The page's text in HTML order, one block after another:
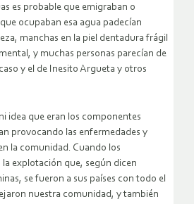
es probable que emigraban o
ocupaban esa agua padecían
manchas en la piel dentadura frágil
y muchas personas parecían de
y el de Inesito Argueta y otros
idea que eran los componentes
provocando las enfermedades y
la comunidad. Cuando los
explotación que, según dicen
se fueron a sus países con todo el
nuestra comunidad, y también